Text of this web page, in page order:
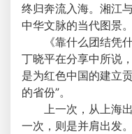
终归奔流入海。湘江
中华文脉的当代图景。
《靠什么团结凭什
丁晓平在分享中所说
是为红色中国的建立
的省份”。
上一次，从上海出
一次，则是并肩出发。